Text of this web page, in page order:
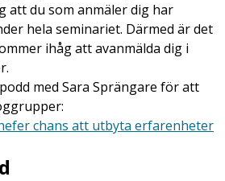
att du som anmäler dig har
hela seminariet. Därmed är det
ihåg att avanmälda dig i
med Sara Sprängare för att
chans att utbyta erfarenheter